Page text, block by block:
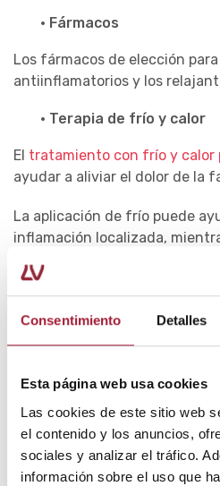
Consentimiento Detalles
Esta página web usa cookies
Las cookies de este sitio web
el contenido y los anuncios,
sociales y analizar el tráfico.
información sobre el uso que
· Fármacos
Los fármacos de elección
antiinflamatorios y los
· Terapia de frío y calor
El tratamiento con frío y calor
ayudar a aliviar el dolor de la
La aplicación de frío puede
inflamación localizada,
· Higiene postural
buena
higiene postural para
· Fisioterapia
La fisioterapia para el